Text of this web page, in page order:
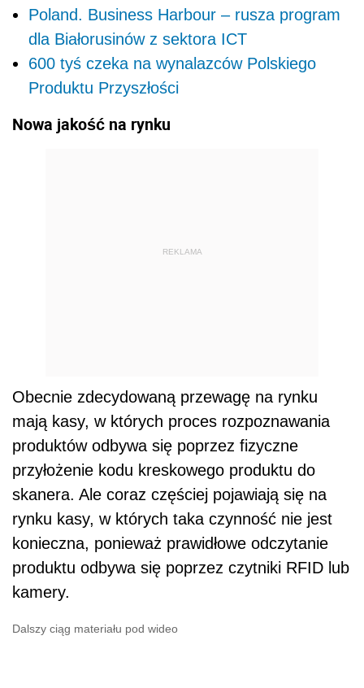
Poland. Business Harbour – rusza program
dla Białorusinów z sektora ICT
600 tyś czeka na wynalazców Polskiego
Produktu Przyszłości
Nowa jakość na rynku
REKLAMA
Obecnie zdecydowaną przewagę na rynku
mają kasy, w których proces rozpoznawania
produktów odbywa się poprzez fizyczne
przyłożenie kodu kreskowego produktu do
skanera. Ale coraz częściej pojawiają się na
rynku kasy, w których taka czynność nie jest
konieczna, ponieważ prawidłowe odczytanie
produktu odbywa się poprzez czytniki RFID lub
kamery.
Dalszy ciąg materiału pod wideo